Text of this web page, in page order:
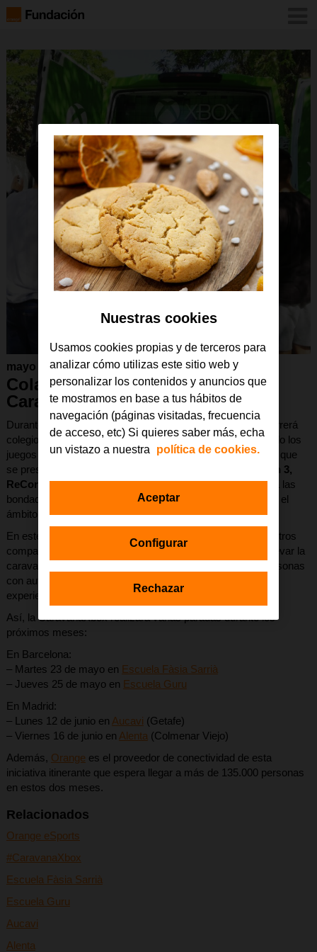
mayo 2017
Colaboramos con la
CaravanaXbox
Durante los meses de mayo y junio la CaravanaXbox recorrerá
colegios, universidades, centros comerciales… presentando los
juegos de Xbox y Windows 10. Esta nueva campaña, en la que
se presentan juegos como
Gears of War 4, Forza Horizon 3,
ReCore
Halo Wars , etc,tendrá una dedicación especial a las
bondades de Minecraft y las ventajas que su uso aporta en el
ámbito educativo.
En este marco, desde Fundación Orange, y gracias a nuestros
compañeros de
Orange eSportshemos colaborado para llevar la
caravana a varios centros educativos que cuentan con personas
con autismo, quienes podrán probar los diferentes juegos y
experiencias que ofrece esta especial furgoneta.
Así, la CaravanaXbox realizará varias paradas durante los
próximos meses:
En Barcelona:
– Martes 23 de mayo en Escuela Fàsia Sarrià
– Jueves 25 de mayo en Escuela Guru
En Madrid:
– Lunes 12 de junio en Aucavi (Getafe)
– Viernes 16 de junio en Alenta (Colmenar Viejo)
Además, Orange es el proveedor de conectividad de esta
iniciativa itinerante que espera llegar a más de 135.000 personas
en estos dos meses.
Relacionados
Orange eSports
#CaravanaXbox
Escuela Fàsia Sarrià
Escuela Guru
Aucavi
Alenta
Nuestras cookies
Usamos cookies propias y de terceros para
analizar cómo utilizas este sitio web y
personalizar los contenidos y anuncios que
te mostramos en base a tus hábitos de
navegación (páginas visitadas, frecuencia
de acceso, etc) Si quieres saber más, echa
un vistazo a nuestra
política de cookies.
Configurar
Rechazar
Aceptar